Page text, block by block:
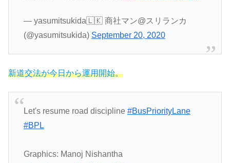
— yasumitsukida🇱🇰 商社マン@スリランカ
(@yasumitsukida) September 20, 2020
新道交法が今日から運用開始。
Let's resume road discipline #BusPriorityLane
#BPL
Graphics: Manoj Nishantha